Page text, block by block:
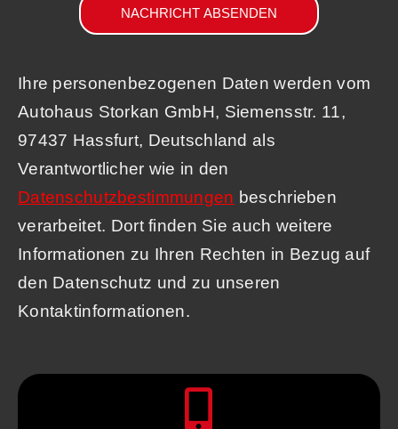
NACHRICHT ABSENDEN
Ihre personenbezogenen Daten werden vom
Autohaus Storkan GmbH, Siemensstr. 11,
97437 Hassfurt, Deutschland als
Verantwortlicher wie in den
Datenschutzbestimmungen beschrieben
verarbeitet. Dort finden Sie auch weitere
Informationen zu Ihren Rechten in Bezug auf
den Datenschutz und zu unseren
Kontaktinformationen.